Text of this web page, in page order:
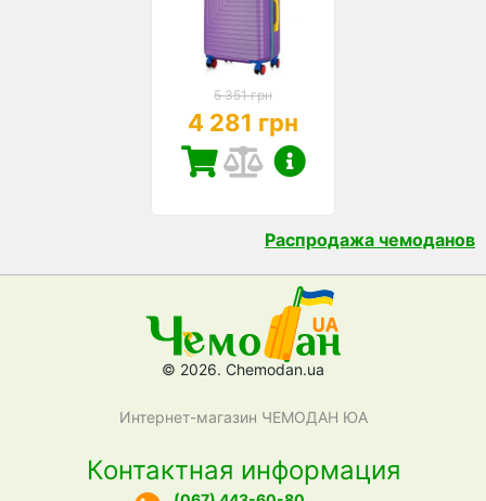
5 351 грн
4 281 грн
Распродажа чемоданов
© 2026. Chemodan.ua
Интернет-магазин ЧЕМОДАН ЮА
Контактная информация